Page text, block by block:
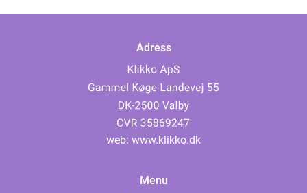
Adress
web: www.klikko.dk
Menu